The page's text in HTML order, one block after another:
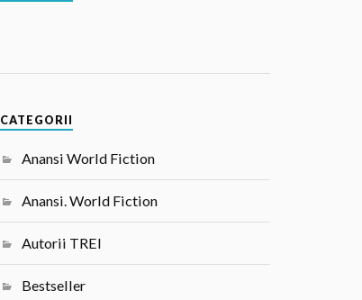
CATEGORII
Anansi World Fiction
Anansi. World Fiction
Autorii TREI
Bestseller